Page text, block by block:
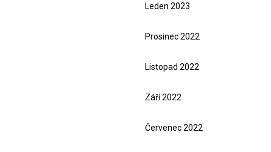
Leden 2023
Prosinec 2022
Listopad 2022
Září 2022
Červenec 2022